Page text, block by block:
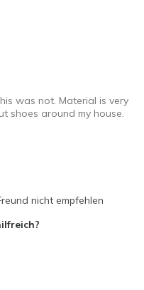
was not. Material is very
shoes around my house.
nicht empfehlen